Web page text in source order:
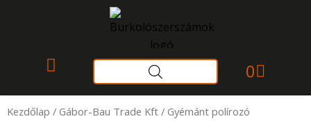
0
Kosár
Kezdőlap / Gábor-Bau Trade Kft / Gyémánt polírozó